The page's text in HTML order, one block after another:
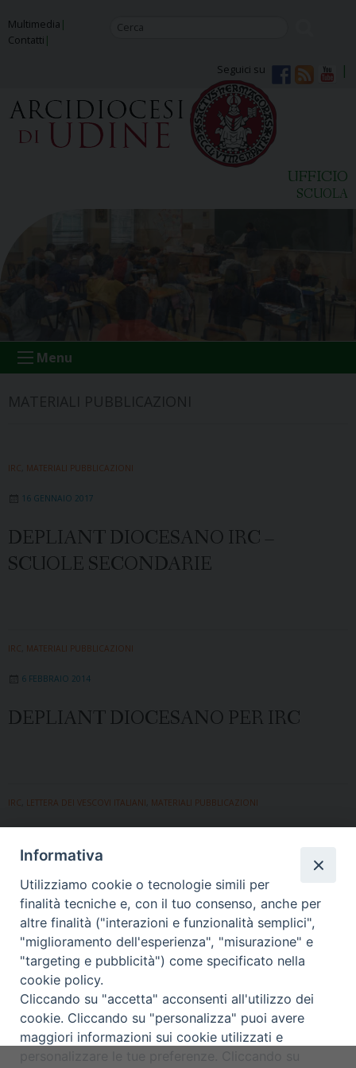
to
content
Multimedia
Contatti
Seguici su
UFFICIO
SCUOLA
Menu
IRC MATERIALI PUBBLICAZIONI
16 GENNAIO 2017
DEPLIANT DIOCESANO IRC –
SCUOLE SECONDARIE
IRC MATERIALI PUBBLICAZIONI
6 FEBBRAIO 2014
DEPLIANT DIOCESANO PER IRC
IRC LETTERA DEI VESCOVI ITALIANI MATERIALI PUBBLICAZIONI
Messaggio della Presidenza della Conferenza Episcopale
Italiana in vista della scelta di avvalersi dell’insegnamento
della religione cattolica nell’anno scolastico 2013 2014
s
Copyright © Arcidiocesi di Udine
Informativa
Utilizziamo cookie o tecnologie simili per
finalità tecniche e, con il tuo consenso, anche per
altre finalità ("interazioni e funzionalità semplici",
"miglioramento dell'esperienza", "misurazione" e
"targeting e pubblicità") come specificato nella
cookie policy.
Cliccando su "accetta" acconsenti all'utilizzo dei
cookie. Cliccando su "personalizza" puoi avere
maggiori informazioni sui cookie utilizzati e